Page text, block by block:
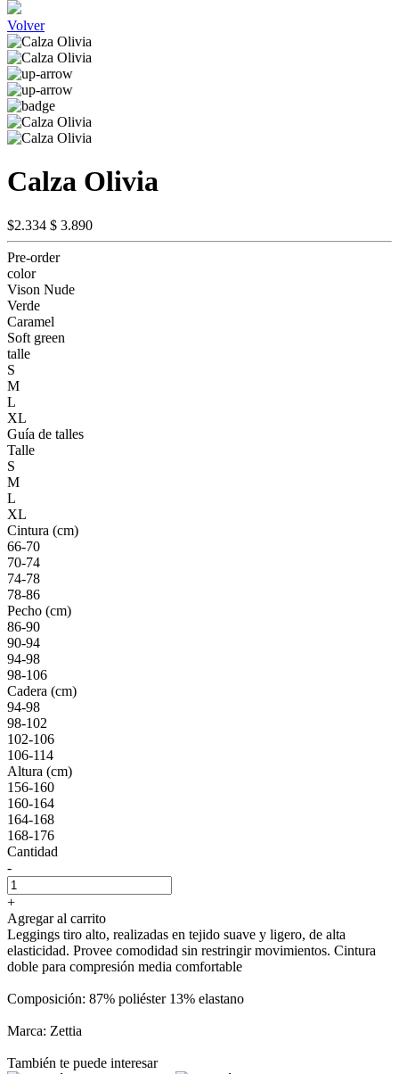
Volver
Calza Olivia
$2.334 $ 3.890
Pre-order
color
Vison Nude
Verde
Caramel
Soft green
talle
S
M
L
XL
Guía de talles
Talle
S
M
L
XL
Cintura (cm)
66-70
70-74
74-78
78-86
Pecho (cm)
86-90
90-94
94-98
98-106
Cadera (cm)
94-98
98-102
102-106
106-114
Altura (cm)
156-160
160-164
164-168
168-176
Cantidad
-
+
Agregar al carrito
Leggings tiro alto, realizadas en tejido suave y ligero, de alta
elasticidad. Provee comodidad sin restringir movimientos. Cintura
doble para compresión media comfortable
Composición: 87% poliéster 13% elastano
Marca: Zettia
También te puede interesar